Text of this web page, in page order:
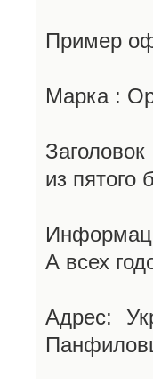
Пример
Марка :
из пятого
А всех
Адрес: